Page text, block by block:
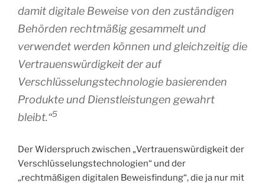
damit digitale Beweise von den zuständigen
Behörden rechtmäßig gesammelt und
verwendet werden können und gleichzeitig die
Vertrauenswürdigkeit der auf
Verschlüsselungstechnologie basierenden
Produkte und Dienstleistungen gewahrt
bleibt.“5
Der Widerspruch zwischen „Vertrauenswürdigkeit der
Verschlüsselungstechnologien“ und der
„rechtmäßigen digitalen Beweisfindung“, die ja nur mit